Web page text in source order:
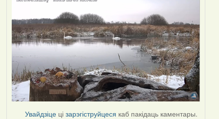
Увайдзіце цізарэгіструйцеся каб пакідаць каментары.